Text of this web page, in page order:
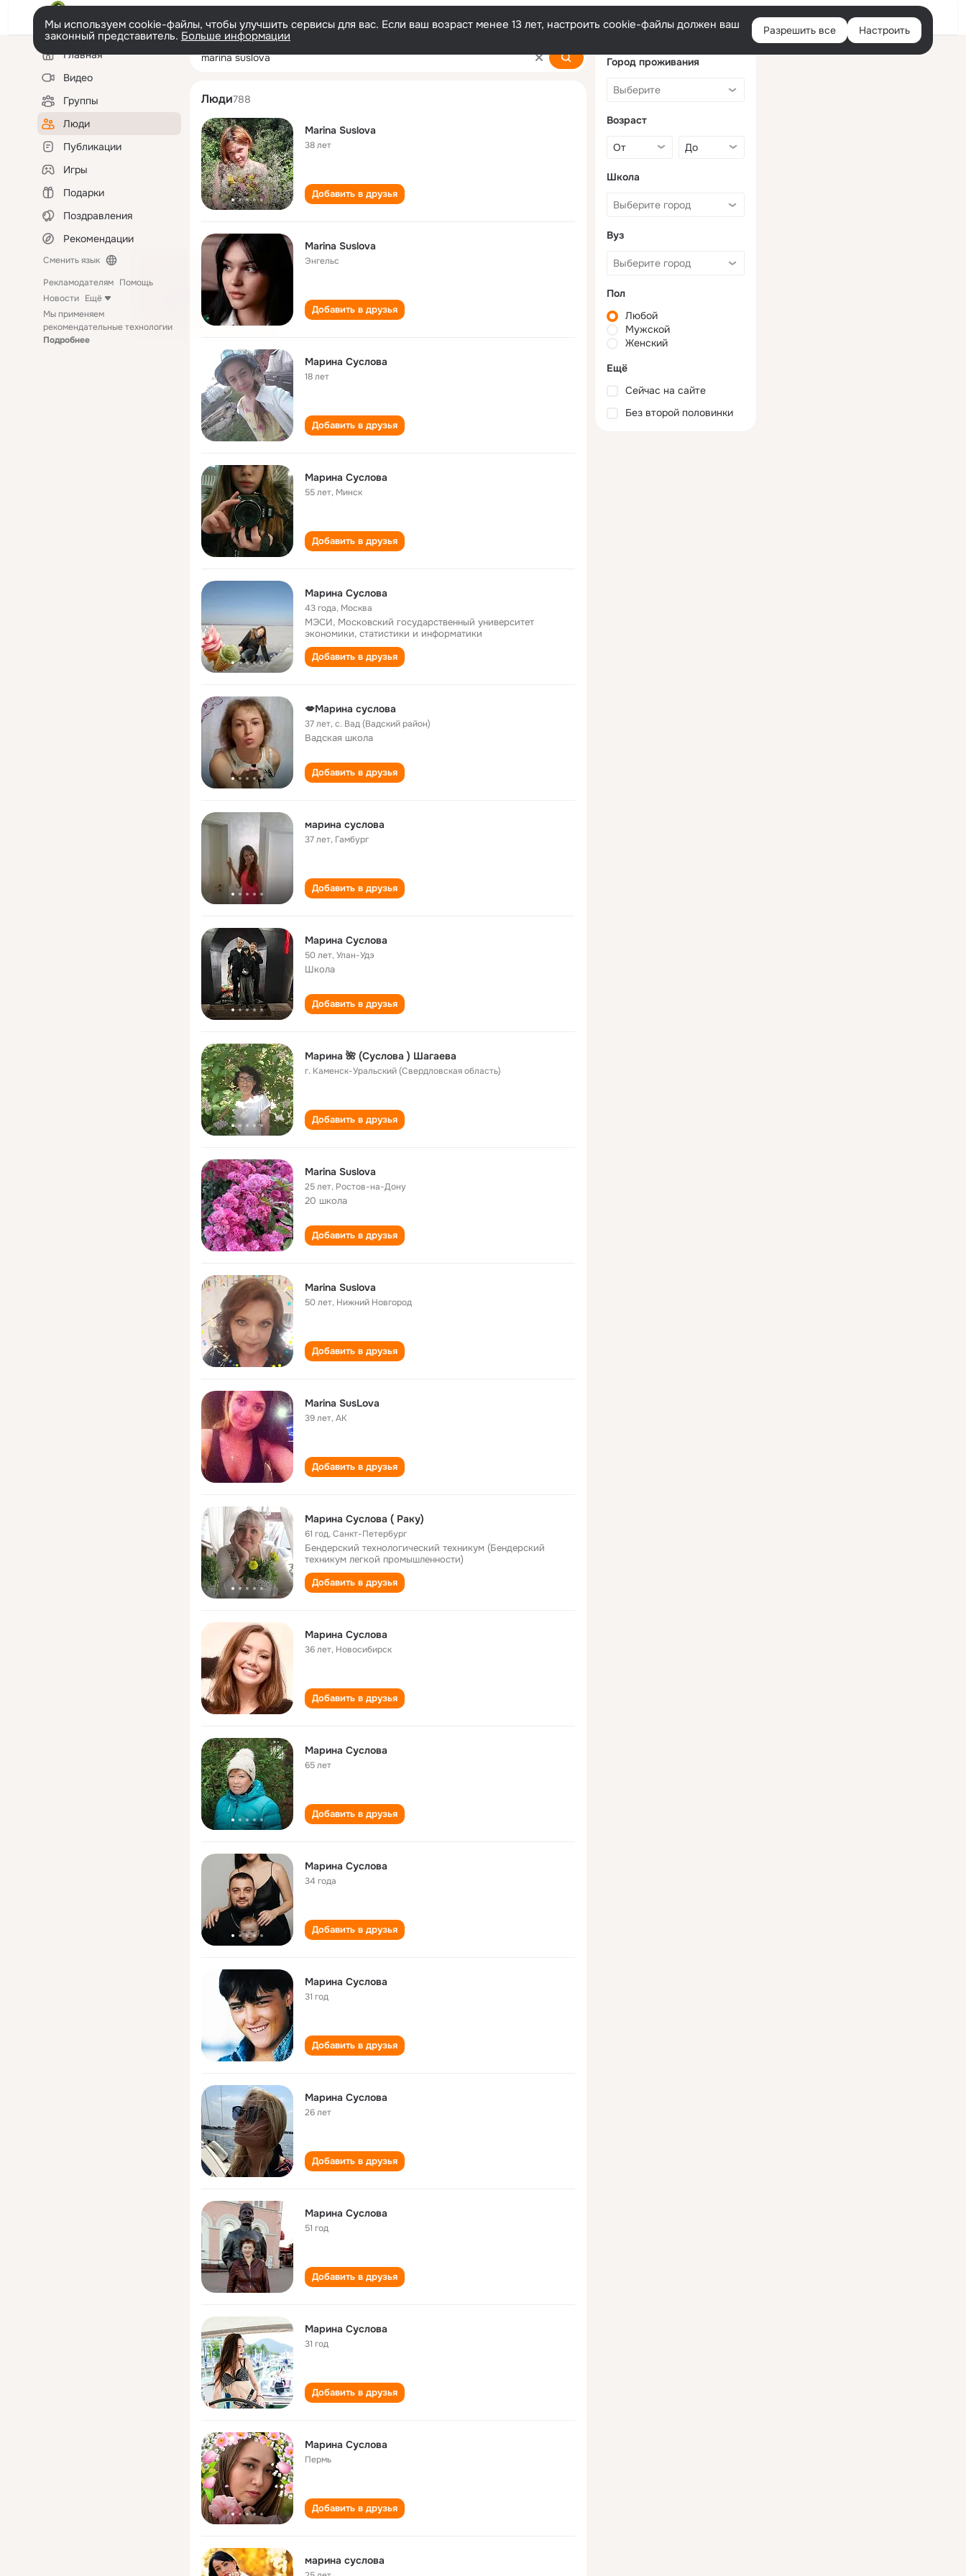
Войти
Мы используем cookie-файлы, чтобы улучшить сервисы для вас. Если ваш возраст менее 13 лет, настроить cookie-файлы должен ваш
законный представитель. Больше информации Разрешить все Настроить
Левая
колонкаГлавная
Видео
Группы
Люди
Публикации
Игры
Подарки
Поздравления
Рекомендации
Сменить язык
Рекламодателям Помощь
Новости Ещё
Мы применяем
рекомендательные технологии
Подробнее
marina suslova
Люди788
Marina Suslova
38 лет
Добавить в друзья
Marina Suslova
Энгельс
Добавить в друзья
Марина Суслова
18 лет
Добавить в друзья
Марина Суслова
55 лет, Минск
Добавить в друзья
Марина Суслова
43 года, Москва
МЭСИ, Московский государственный университет
экономики, статистики и информатики
Добавить в друзья
💋Марина суслова
37 лет,с. Вад (Вадский район)
Вадская школа
Добавить в друзья
марина суслова
37 лет, Гамбург
Добавить в друзья
Марина Суслова
50 лет,Улан-Удэ
Школа
Добавить в друзья
Марина 🌺 (Суслова ) Шагаева
г. Каменск-Уральский (Свердловская область)
Добавить в друзья
Marina Suslova
25 лет, Ростов-на-Дону
20 школа
Добавить в друзья
Marina Suslova
50 лет, Нижний Новгород
Добавить в друзья
Marina SusLova
39 лет,АК
Добавить в друзья
Марина Суслова ( Раку)
61 год,Санкт-Петербург
Бендерский технологический техникум (Бендерский
техникум легкой промышленности)
Добавить в друзья
Марина Суслова
36 лет, Новосибирск
Добавить в друзья
Марина Суслова
65 лет
Добавить в друзья
Марина Суслова
34 года
Добавить в друзья
Марина Суслова
31 год
Добавить в друзья
Марина Суслова
26 лет
Добавить в друзья
Марина Суслова
51 год
Добавить в друзья
Марина Суслова
31 год
Добавить в друзья
Марина Суслова
Пермь
Добавить в друзья
марина суслова
Город проживания
Возраст
Школа
Вуз
Пол
Любой
Мужской
Женский
Ещё
Сейчас на сайте
Без второй половинки